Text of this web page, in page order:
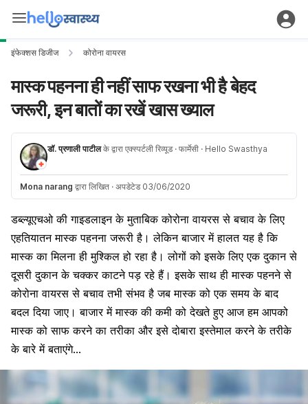
इंफेक्शस डिजीज कोरोना वायरस
मास्क पहनना ही नहीं साफ रखना भी है बेहद
जरूरी, इन बातों का रखें खास ख्याल
डॉ. प्रणाली पाटीलके द्वारा एक्स्पर्टली रिव्यूड · फार्मेसी · Hello Swasthya
Mona narang द्वारा लिखित · अपडेटेड 03/06/2020
डब्ल्यूएचओ की गाइडलाइन के मुताबिक कोरोना वायरस से बचाव के लिए
एहतियातन मास्क पहनना जरूरी है। लेकिन बाजार में हालत यह है कि
मास्क का मिलना ही मुश्किल हो रहा है। लोगों को इसके लिए एक दुकान से
दूसरी दुकान के चक्कर काटने पड़ रहे हैं। इसके साथ ही मास्क पहनने से
कोरोना वायरस से बचाव तभी संभव है जब मास्क को एक समय के बाद
बदल दिया जाए। बाजार में मास्क की कमी को देखते हुए आज हम आपको
मास्क को साफ करने का तरीका और इसे दोबारा इस्तेमाल करने के तरीके
के बारे में बताएंगे…